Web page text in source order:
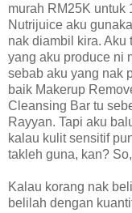
murah RM25K untuk
Nutrijuice aku
nak diambil kira. Aku
yang aku produce ni
sebab aku yang nak
baik Makerup
Cleansing Bar tu
Rayyan. Tapi aku
kalau kulit sensitif
takleh guna, kan?
Kalau korang nak
belilah dengan